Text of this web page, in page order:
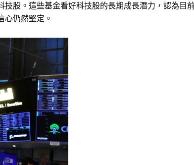
股。這些基金看好科技股的長期成長潛力，認為目
心仍然堅定。